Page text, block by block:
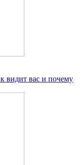
видит вас и почему